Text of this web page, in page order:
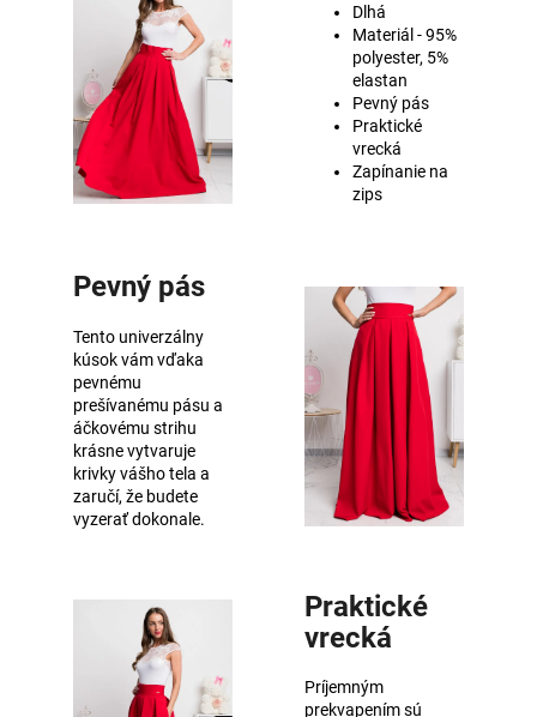
Dlhá
Materiál - 95%
polyester, 5%
elastan
Pevný pás
Praktické
vrecká
Zapínanie na
zips
Pevný pás
Tento univerzálny
kúsok vám vďaka
pevnému
prešívanému pásu a
áčkovému strihu
krásne vytvaruje
krivky vášho tela a
zaručí, že budete
vyzerať dokonale.
Praktické
vrecká
Príjemným
prekvapením sú